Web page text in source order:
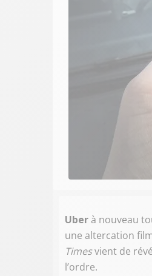
Uberà nouveau
une altercation
Timesvient de
l’ordre.